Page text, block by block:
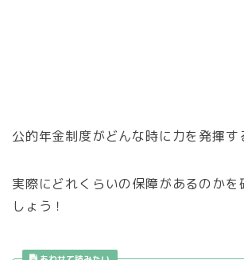
公的年金制度がどんな時に力を発揮す
実際にどれくらいの保障があるのかを
しょう！